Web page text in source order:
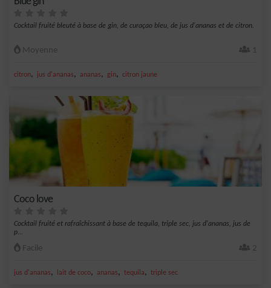
Cocktail fruité bleuté à base de gin, de curaçao bleu, de jus d'ananas et de citron.
Moyenne 1
citron, jus d'ananas, ananas, gin, citron jaune
Coco love
Cocktail fruité et rafraîchissant à base de tequila, triple sec, jus d'ananas, jus de
p...
Facile 2
jus d'ananas, lait de coco, ananas, tequila, triple sec